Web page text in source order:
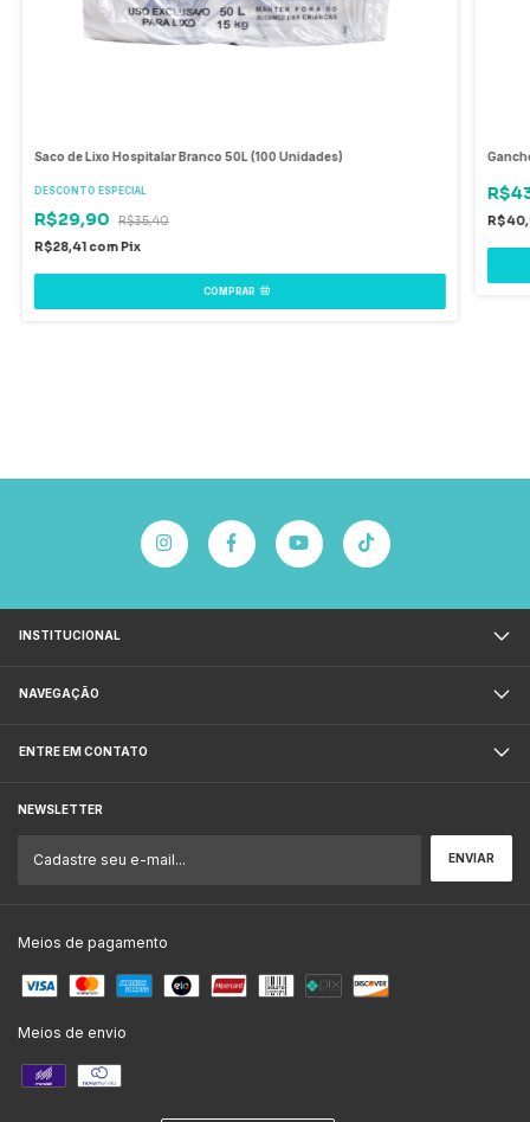
Saco de Lixo Hospitalar Branco 50L (100 Unidades)
DESCONTO ESPECIAL
R$29,90
R$35,40
R$28,41comPix
INSTITUCIONAL
NAVEGAÇÃO
ENTRE EM CONTATO
NEWSLETTER
Meios de pagamento
Meios de envio